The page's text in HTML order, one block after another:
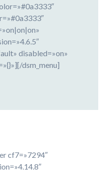
disabled=»on»
dsm_menu]
cf7=»7294″